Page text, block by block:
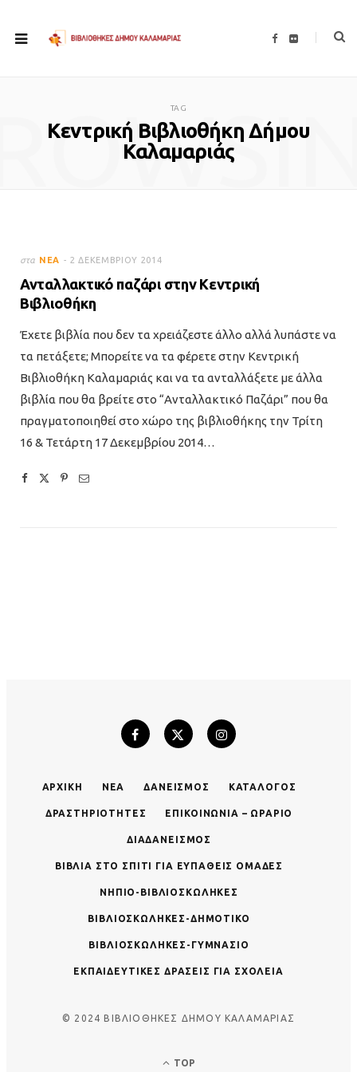
F
F
TAG
Κεντρική Βιβλιοθήκη Δήμου
Καλαμαριάς
στα ΝΈΑ 2 ΔΕΚΕΜΒΡΊΟΥ 2014
Ανταλλακτικό παζάρι στην Κεντρική
Βιβλιοθήκη
Έχετε βιβλία που δεν τα χρειάζεστε άλλο αλλά λυπάστε να
τα πετάξετε; Μπορείτε να τα φέρετε στην Κεντρική
Βιβλιοθήκη Καλαμαριάς και να τα ανταλλάξετε με άλλα
βιβλία που θα βρείτε στο “Ανταλλακτικό Παζάρι” που θα
πραγματοποιηθεί στο χώρο της βιβλιοθήκης την Τρίτη
16 & Τετάρτη 17 Δεκεμβρίου 2014…
ΑΡΧΙΚΉ ΝΈΑ ΔΑΝΕΙΣΜΌΣ ΚΑΤΆΛΟΓΟΣ
ΔΡΑΣΤΗΡΙΌΤΗΤΕΣ ΕΠΙΚΟΙΝΩΝΊΑ – ΩΡΆΡΙΟ
ΔΙΑΔΑΝΕΙΣΜΌΣ
ΒΙΒΛΊΑ ΣΤΟ ΣΠΊΤΙ ΓΙΑ ΕΥΠΑΘΕΊΣ ΟΜΆΔΕΣ
ΝΗΠΙΟ-ΒΙΒΛΙΟΣΚΏΛΗΚΕΣ
ΒΙΒΛΙΟΣΚΏΛΗΚΕΣ-ΔΗΜΟΤΙΚΌ
ΒΙΒΛΙΟΣΚΏΛΗΚΕΣ-ΓΥΜΝΆΣΙΟ
ΕΚΠΑΙΔΕΥΤΙΚΈΣ ΔΡΆΣΕΙΣ ΓΙΑ ΣΧΟΛΕΊΑ
© 2024 ΒΙΒΛΙΟΘΗΚΕΣ ΔΗΜΟΥ ΚΑΛΑΜΑΡΙΑΣ
TOP